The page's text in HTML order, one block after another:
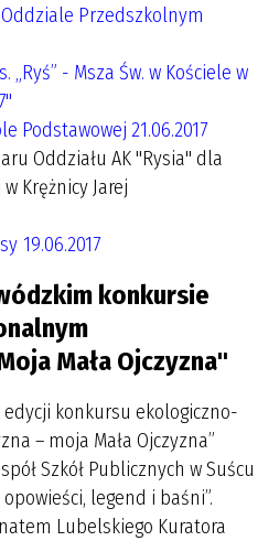
Przedszkolnym
„Ryś” - Msza Św. w Kościele w
Podstawowej 21.06.2017
Oddziału AK "Rysia" dla
Krężnicy Jarej
19.06.2017
konkursie
Mała Ojczyzna"
konkursu ekologiczno-
– moja Mała Ojczyzna”
Szkół Publicznych w Suścu
legend i baśni”.
Lubelskiego Kuratora